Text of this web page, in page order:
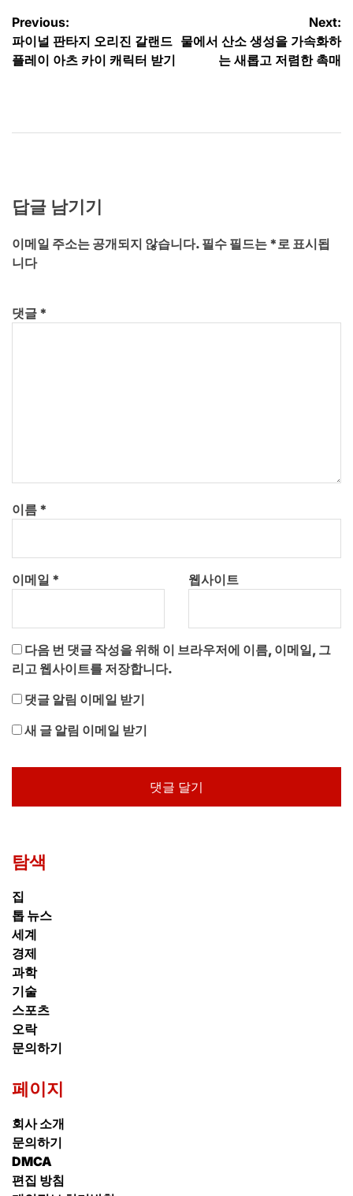
글
탐
Previous:
파이널 판타지 오리진 갈랜드
플레이 아츠 카이 캐릭터 받기
Next:
물에서 산소 생성을 가속화하
는 새롭고 저렴한 촉매
답글 남기기
이메일 주소는 공개되지 않습니다. 필수 필드는 *로 표시됩
니다
댓글 *
이름 *
이메일 * 웹사이트
다음 번 댓글 작성을 위해 이 브라우저에 이름, 이메일, 그
리고 웹사이트를 저장합니다.
댓글 알림 이메일 받기
새 글 알림 이메일 받기
탐색
집
톱 뉴스
세계
경제
과학
기술
스포츠
오락
문의하기
페이지
회사 소개
문의하기
DMCA
편집 방침